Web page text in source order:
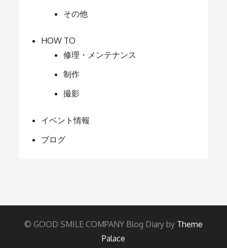
その他
HOW TO
修理・メンテナンス
制作
撮影
イベント情報
ブログ
© GOOD SMILE COMPANY Blog Diary by Theme
Palace